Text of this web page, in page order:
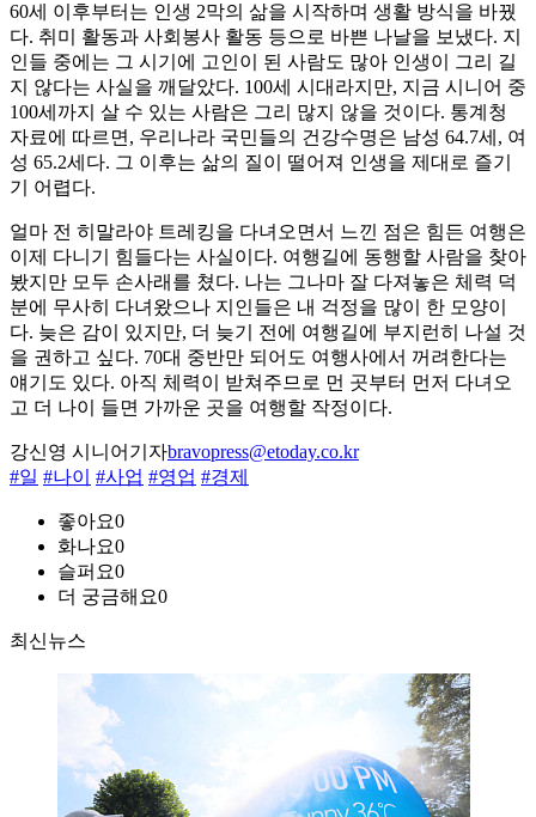
60세 이후부터는 인생 2막의 삶을 시작하며 생활 방식을 바꿨
다. 취미 활동과 사회봉사 활동 등으로 바쁜 나날을 보냈다. 지
인들 중에는 그 시기에 고인이 된 사람도 많아 인생이 그리 길
지 않다는 사실을 깨달았다. 100세 시대라지만, 지금 시니어 중
100세까지 살 수 있는 사람은 그리 많지 않을 것이다. 통계청
자료에 따르면, 우리나라 국민들의 건강수명은 남성 64.7세, 여
성 65.2세다. 그 이후는 삶의 질이 떨어져 인생을 제대로 즐기
기 어렵다.
얼마 전 히말라야 트레킹을 다녀오면서 느낀 점은 힘든 여행은
이제 다니기 힘들다는 사실이다. 여행길에 동행할 사람을 찾아
봤지만 모두 손사래를 쳤다. 나는 그나마 잘 다져놓은 체력 덕
분에 무사히 다녀왔으나 지인들은 내 걱정을 많이 한 모양이
다. 늦은 감이 있지만, 더 늦기 전에 여행길에 부지런히 나설 것
을 권하고 싶다. 70대 중반만 되어도 여행사에서 꺼려한다는
얘기도 있다. 아직 체력이 받쳐주므로 먼 곳부터 먼저 다녀오
고 더 나이 들면 가까운 곳을 여행할 작정이다.
강신영 시니어기자bravopress@etoday.co.kr
#일 #나이 #사업 #영업 #경제
좋아요0
화나요0
슬퍼요0
더 궁금해요0
최신뉴스